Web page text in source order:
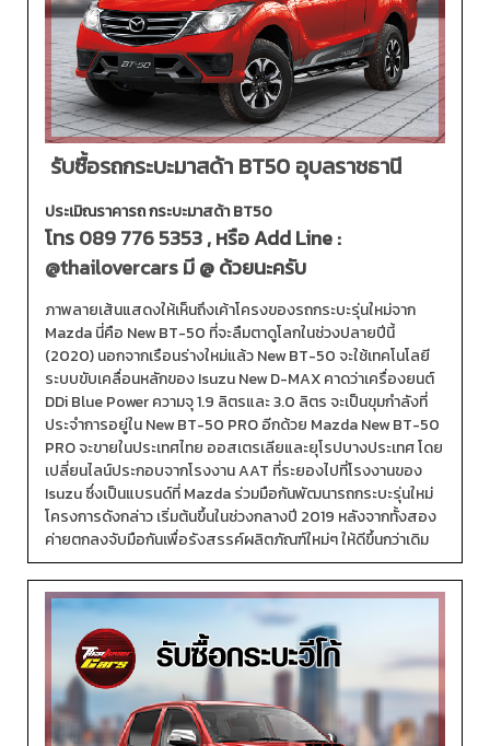
รับซื้อรถกระบะมาสด้า BT50 อุบลราชธานี
ประเมิณราคารถ กระบะมาสด้า BT50
โทร089 776 5353, หรือ Add Line :
@thailovercarsมี @ ด้วยนะครับ
ภาพลายเส้นแสดงให้เห็นถึงเค้าโครงของรถกระบะรุ่นใหม่จาก
Mazda นี่คือ New BT-50 ที่จะลืมตาดูโลกในช่วงปลายปีนี้
(2020) นอกจากเรือนร่างใหม่แล้ว New BT-50 จะใช้เทคโนโลยี
ระบบขับเคลื่อนหลักของ Isuzu New D-MAX คาดว่าเครื่องยนต์
DDi Blue Power ความจุ 1.9 ลิตรและ 3.0 ลิตร จะเป็นขุมกำลังที่
ประจำการอยู่ใน New BT-50 PRO อีกด้วย Mazda New BT-50
PRO จะขายในประเทศไทย ออสเตรเลียและยุโรปบางประเทศ โดย
เปลี่ยนไลน์ประกอบจากโรงงาน AAT ที่ระยองไปที่โรงงานของ
Isuzu ซึ่งเป็นแบรนด์ที่ Mazda ร่วมมือกันพัฒนารถกระบะรุ่นใหม่
โครงการดังกล่าว เริ่มต้นขึ้นในช่วงกลางปี 2019 หลังจากทั้งสอง
ค่ายตกลงจับมือกันเพื่อรังสรรค์ผลิตภัณฑ์ใหม่ๆ ให้ดีขึ้นกว่าเดิม